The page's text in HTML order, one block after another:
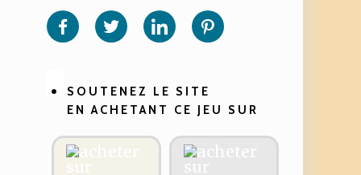
sur sur sur
SOUTENEZ LE SITE
EN ACHETANT CE JEU SUR